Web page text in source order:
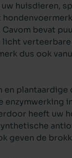
huisdieren,
bevat
licht
dus ook
en
enzymwerking
heeft uw
geven de